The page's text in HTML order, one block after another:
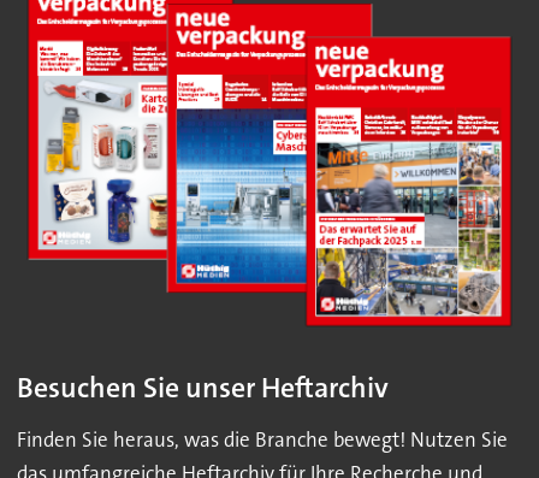
Besuchen Sie unser Heftarchiv
Finden Sie heraus, was die Branche bewegt! Nutzen Sie